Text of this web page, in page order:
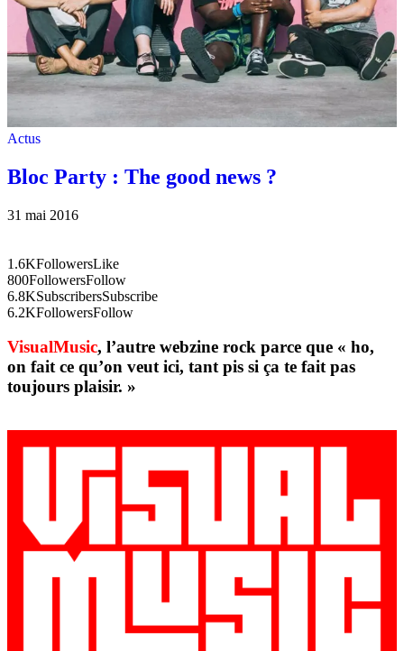
Actus
Bloc Party : The good news ?
31 mai 2016
1.6KFollowersLike
800FollowersFollow
6.8KSubscribersSubscribe
6.2KFollowersFollow
VisualMusic, l’autre webzine rock parce que « ho,
on fait ce qu’on veut ici, tant pis si ça te fait pas
toujours plaisir. »